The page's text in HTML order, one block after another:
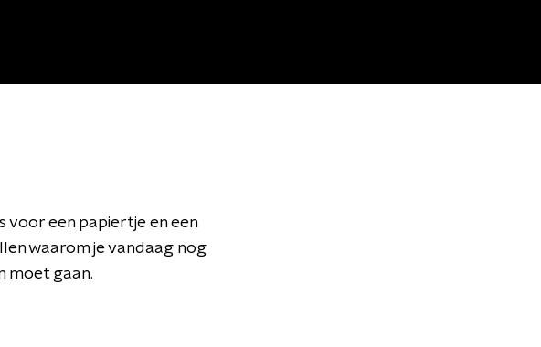
voor een papiertje en een
waarom je vandaag nog
moet gaan.